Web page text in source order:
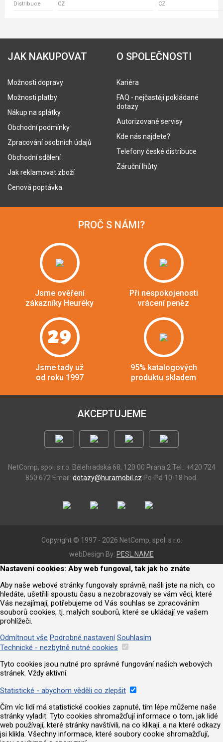
Distribuce CZ CZ
JAK NAKUPOVAT
Možnosti dopravy
Možnosti platby
Nákup na splátky
Obchodní podmínky
Zpracování osobních údajů
Obchodní sdělení
Jak reklamovat zboží
Cenová poptávka
O SPOLEČNOSTI
Kariéra
FAQ - nejčastěji pokládané
dotazy
Autorizované servisy
Kde nás najdete?
Telefony české distribuce
Záruční lhůty
PROČ S NÁMI?
Jsme ověření
zákazníky Heuréky
Při nespokojenosti
vrácení peněz
29
Jsme tady už
od roku 1997
95% katalogových
produktu skladem
AKCEPTUJEME
NetComp, spol. s r.o. Bělehradská 68, 120 00 Praha 2 Tel.: +420 724
850 672 Email: dotazy@huramobil.cz Po-Pá 10-18 hod.
Copyright © 1997 - 2026 NetComp, spol. s r.o.
webDesign By: PESL.NAME
Nastavení cookies: Aby web fungoval, tak jak ho znáte
Aby naše webové stránky fungovaly správně, našli jste na nich, co
hledáte, ušetřili spoustu času a nezobrazovaly se vám věci, které
Vás nezajímají, potřebujeme od Vás souhlas se zpracováním
souborů cookies, tj. malých souborů, které se ukládají ve vašem
prohlížeči.
Odmítnout vše Podrobné nastavení Souhlasím
Technické - nezbytně nutné cookies
Tyto cookies jsou nutné pro správné fungování našich webových
stránek. Vždy aktivní.
Statistické - abychom věděli co zlepšit
Čím víc lidí má statistické cookies zapnuté, tím lépe můžeme naše
stránky vyladit. Tyto cookies shromažďují informace o tom, jak lidé
web používají, které stránky navštívili, na co klikají. a na které odkazy
jsi klikla. Všechny informace, které soubory cookie shromažďují,